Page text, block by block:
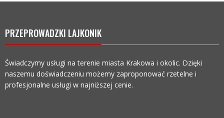
PRZEPROWADZKI LAJKONIK
Świadczymy usługi na terenie miasta Krakowa i okolic. Dzięki
naszemu doświadczeniu możemy zaproponować rzetelne i
profesjonalne usługi w najniższej cenie.